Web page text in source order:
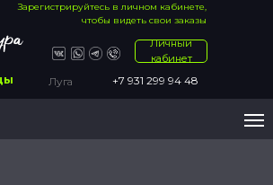
+7 931 299 94 48
Луга
Личный
кабинет
Зарегистрируйтесь в личном кабинете,
чтобы видеть свои заказы